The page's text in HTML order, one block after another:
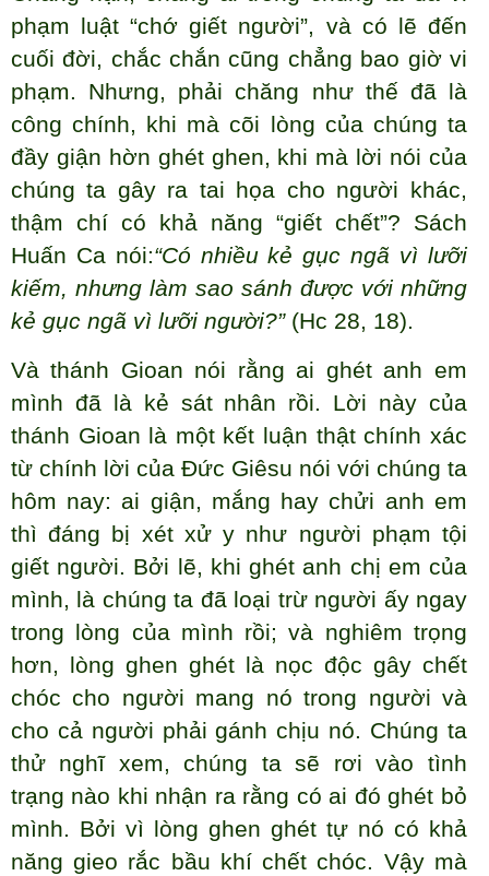
phạm luật “chớ giết người”, và có lẽ đến
cuối đời, chắc chắn cũng chẳng bao giờ vi
phạm. Nhưng, phải chăng như thế đã là
công chính, khi mà cõi lòng của chúng ta
đầy giận hờn ghét ghen, khi mà lời nói của
chúng ta gây ra tai họa cho người khác,
thậm chí có khả năng “giết chết”? Sách
Huấn Ca nói:“Có nhiều kẻ gục ngã vì lưỡi
kiếm, nhưng làm sao sánh được với những
kẻ gục ngã vì lưỡi người?”(Hc 28, 18).
Và thánh Gioan nói rằng ai ghét anh em
mình đã là kẻ sát nhân rồi. Lời này của
thánh Gioan là một kết luận thật chính xác
từ chính lời của Đức Giêsu nói với chúng ta
hôm nay: ai giận, mắng hay chửi anh em
thì đáng bị xét xử y như người phạm tội
giết người. Bởi lẽ, khi ghét anh chị em của
mình, là chúng ta đã loại trừ người ấy ngay
trong lòng của mình rồi; và nghiêm trọng
hơn, lòng ghen ghét là nọc độc gây chết
chóc cho người mang nó trong người và
cho cả người phải gánh chịu nó. Chúng ta
thử nghĩ xem, chúng ta sẽ rơi vào tình
trạng nào khi nhận ra rằng có ai đó ghét bỏ
mình. Bởi vì lòng ghen ghét tự nó có khả
năng gieo rắc bầu khí chết chóc. Vậy mà